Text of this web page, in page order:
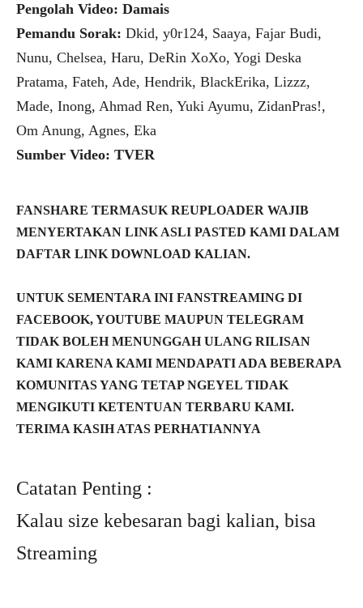
Pengolah Video: Damais
Pemandu Sorak: Dkid, y0r124, Saaya, Fajar Budi,
Nunu, Chelsea, Haru, DeRin XoXo, Yogi Deska
Pratama, Fateh, Ade, Hendrik, BlackErika, Lizzz,
Made, Inong, Ahmad Ren, Yuki Ayumu, ZidanPras!,
Om Anung, Agnes, Eka
Sumber Video: TVER
FANSHARE TERMASUK REUPLOADER WAJIB
MENYERTAKAN LINK ASLI PASTED KAMI DALAM
DAFTAR LINK DOWNLOAD KALIAN.
UNTUK SEMENTARA INI FANSTREAMING DI
FACEBOOK, YOUTUBE MAUPUN TELEGRAM
TIDAK BOLEH MENUNGGAH ULANG RILISAN
KAMI KARENA KAMI MENDAPATI ADA BEBERAPA
KOMUNITAS YANG TETAP NGEYEL TIDAK
MENGIKUTI KETENTUAN TERBARU KAMI.
TERIMA KASIH ATAS PERHATIANNYA
Catatan Penting :
Kalau size kebesaran bagi kalian, bisa
Streaming